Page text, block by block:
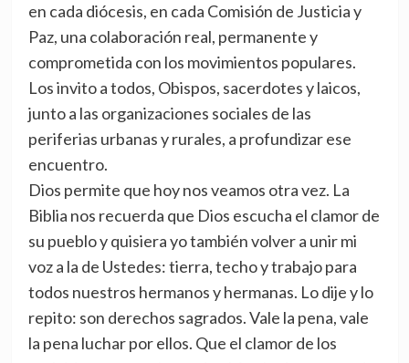
en cada diócesis, en cada Comisión de Justicia y
Paz, una colaboración real, permanente y
comprometida con los movimientos populares.
Los invito a todos, Obispos, sacerdotes y laicos,
junto a las organizaciones sociales de las
periferias urbanas y rurales, a profundizar ese
encuentro.
Dios permite que hoy nos veamos otra vez. La
Biblia nos recuerda que Dios escucha el clamor de
su pueblo y quisiera yo también volver a unir mi
voz a la de Ustedes: tierra, techo y trabajo para
todos nuestros hermanos y hermanas. Lo dije y lo
repito: son derechos sagrados. Vale la pena, vale
la pena luchar por ellos. Que el clamor de los